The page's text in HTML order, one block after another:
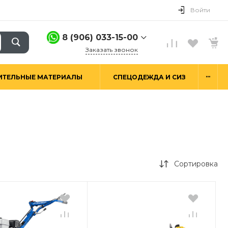
Войти
8 (906) 033-15-00
г. Москва,
Заказать звонок
МАТЕРИАЛЫ СПЕЦОДЕЖДА И СИЗ ...
Сортировка